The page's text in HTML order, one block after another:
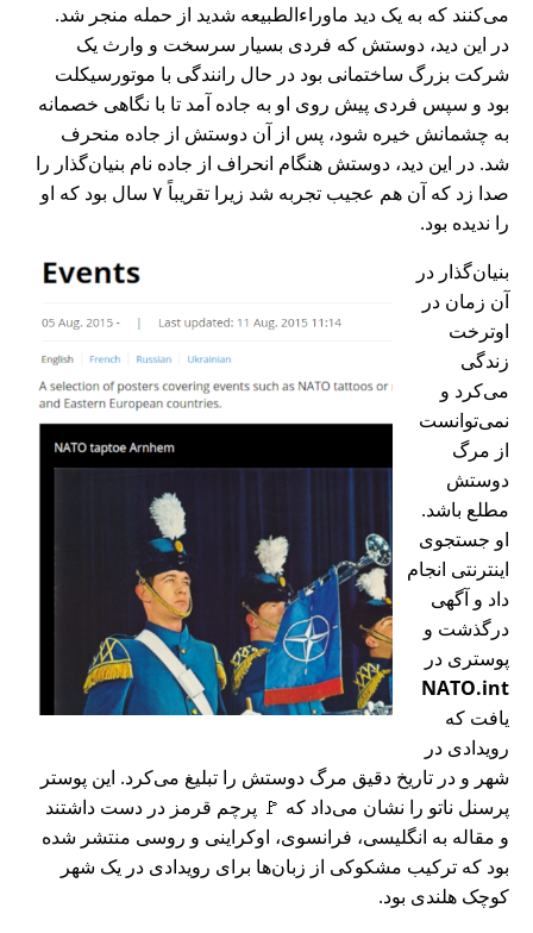
می‌کنند که به یک دید ماوراء‌الطبیعه شدید از حمله منجر شد.
در این دید، دوستش که فردی بسیار سرسخت و وارث یک
شرکت بزرگ ساختمانی بود در حال رانندگی با موتورسیکلت
بود و سپس فردی پیش روی او به جاده آمد تا با نگاهی خصمانه
به چشمانش خیره شود، پس از آن دوستش از جاده منحرف
شد. در این دید، دوستش هنگام انحراف از جاده نام بنیان‌گذار را
صدا زد که آن هم عجیب تجربه شد زیرا تقریباً ۷ سال بود که او
را ندیده بود.
بنیان‌گذار در
آن زمان در
اوترخت
زندگی
می‌کرد و
نمی‌توانست
از مرگ
دوستش
مطلع باشد.
او جستجوی
اینترنتی انجام
داد و آگهی
درگذشت و
پوستری در
NATO.int
یافت که
رویدادی در
شهر و در تاریخ دقیق مرگ دوستش را تبلیغ می‌کرد. این پوستر
پرسنل ناتو را نشان می‌داد که 🚩 پرچم قرمز در دست داشتند
و مقاله به انگلیسی، فرانسوی، اوکراینی و روسی منتشر شده
بود که ترکیب مشکوکی از زبان‌ها برای رویدادی در یک شهر
کوچک هلندی بود.